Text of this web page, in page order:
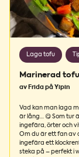
Laga tofu
Marinerad
av Frida på Yipin
Vad kan man laga
är lång… 😋 Som tur
ingefära, örter och
Om du är ett fan av
ingefära ett
steka på – perfekt i